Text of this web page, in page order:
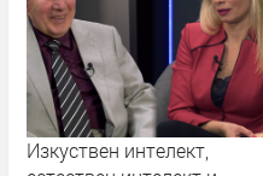
Изкуствен интелект,